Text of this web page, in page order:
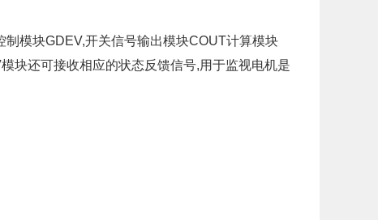
模块GDEV,开关信号输出模块COUT计算模块
块还可接收相应的状态反馈信号,用于监视电机是